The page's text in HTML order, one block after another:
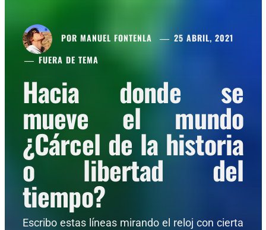
POR MANUEL FONTENLA
25 ABRIL, 2021
FUERA DE TEMA
Hacia donde se
mueve el mundo
¿Cárcel de la historia
o libertad del
tiempo?
Escribo estas líneas mirando el reloj con cierta